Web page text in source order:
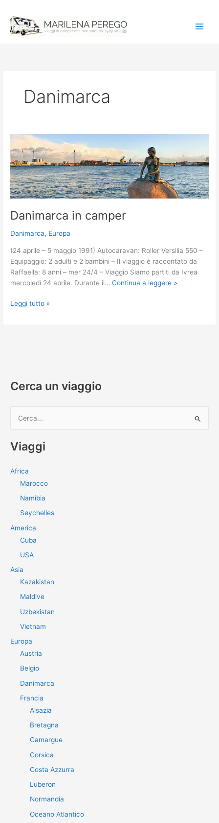
contenuto
Danimarca
Danimarca in camper
Danimarca, Europa
(24 aprile – 5 maggio 1991) Autocaravan: Roller Versilia 550 –
Equipaggio: 2 adulti e 2 bambini – Il viaggio è raccontato da
Raffaella: 8 anni – mer 24/4 – Viaggio Siamo partiti da Ivrea
mercoledì 24 aprile. Durante il…Continua a leggere >
Danimarca
Leggi tutto »
Cerca un viaggio
c
Viaggi
Africa
Marocco
Namibia
Seychelles
America
Cuba
USA
Asia
Kazakistan
Maldive
Uzbekistan
Vietnam
Europa
Austria
Belgio
Danimarca
Francia
Alsazia
Bretagna
Camargue
Corsica
Costa Azzurra
Luberon
Normandia
Oceano Atlantico